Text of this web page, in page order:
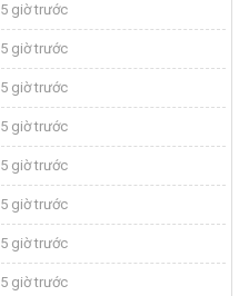
5 giờ trước
5 giờ trước
5 giờ trước
5 giờ trước
5 giờ trước
5 giờ trước
5 giờ trước
5 giờ trước